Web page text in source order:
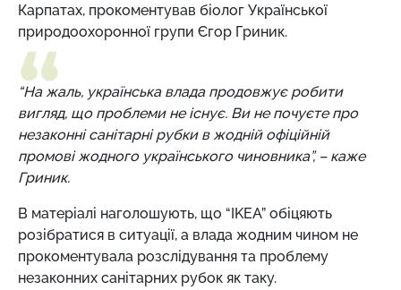
Карпатах, прокоментував біолог Української
природоохоронної групи Єгор Гриник.
“На жаль, українська влада продовжує робити
вигляд, що проблеми не існує. Ви не почуєте про
незаконні санітарні рубки в жодній офіційній
промові жодного українського чиновника”, – каже
Гриник.
В матеріалі наголошують, що “IKEA” обіцяють
розібратися в ситуації, а влада жодним чином не
прокоментувала розслідування та проблему
незаконних санітарних рубок як таку.